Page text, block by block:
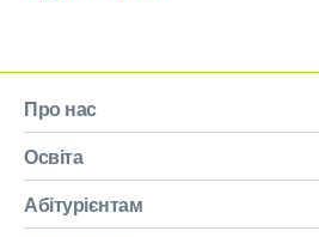
Про нас
Освіта
Абітурієнтам